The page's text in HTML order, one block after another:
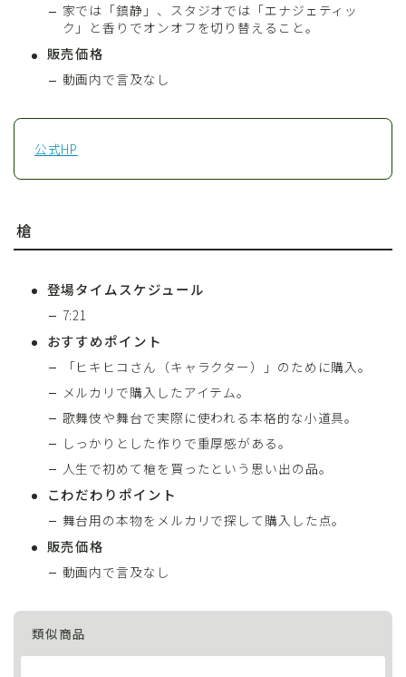
家では「鎮静」、スタジオでは「エナジェティッ
ク」と香りでオンオフを切り替えること。
販売価格
動画内で言及なし
公式HP
槍
登場タイムスケジュール
7:21
おすすめポイント
「ヒキヒコさん（キャラクター）」のために購入。
メルカリで購入したアイテム。
歌舞伎や舞台で実際に使われる本格的な小道具。
しっかりとした作りで重厚感がある。
人生で初めて槍を買ったという思い出の品。
こわだわりポイント
舞台用の本物をメルカリで探して購入した点。
販売価格
動画内で言及なし
類似商品